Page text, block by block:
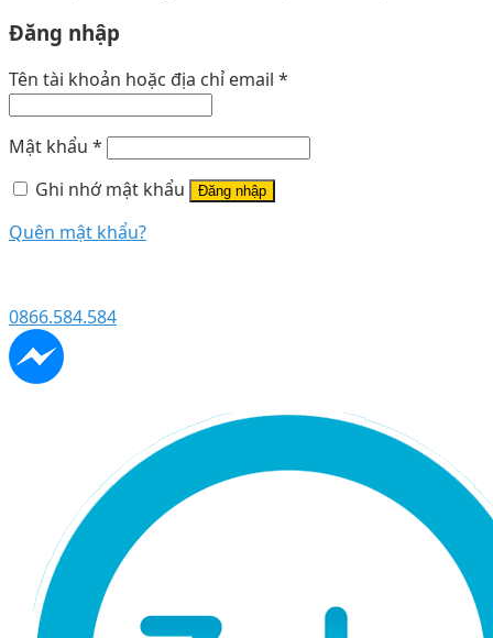
Đăng nhập
Tên tài khoản hoặc địa chỉ email *
Mật khẩu *
Ghi nhớ mật khẩu
Đăng nhập
Quên mật khẩu?
0866.584.584